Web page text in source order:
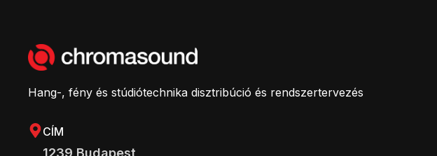
Hang-, fény és stúdiótechnika disztribúció és rendszertervezés
CÍM
1239 Budapest